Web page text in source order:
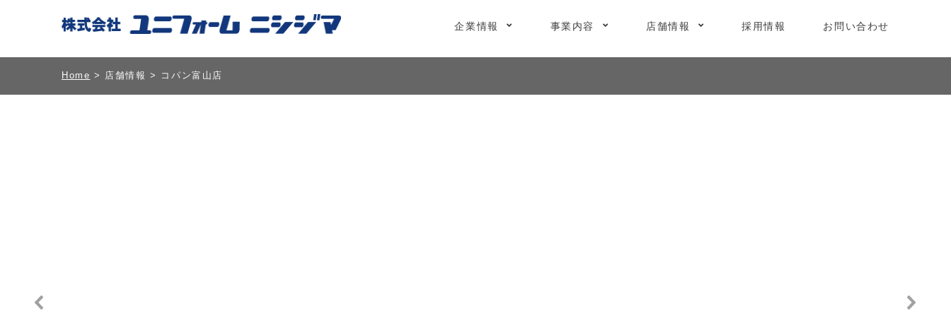
企業情報 事業内容 店舗情報 採用情報 お問い合わせ
Home > 店舗情報 > コパン富山店